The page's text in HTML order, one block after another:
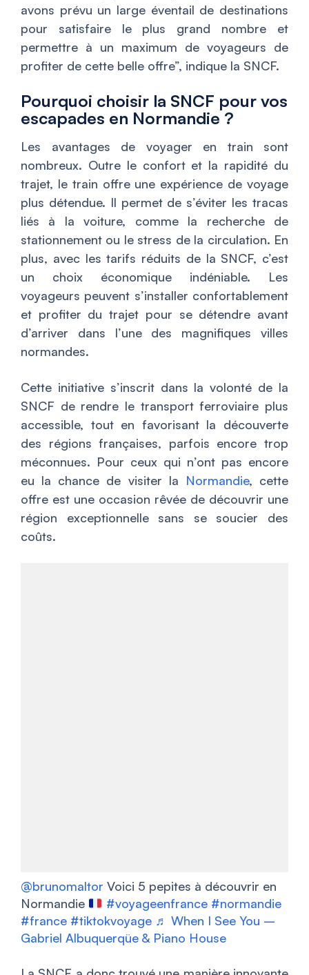
avons prévu un large éventail de destinations
pour satisfaire le plus grand nombre et
permettre à un maximum de voyageurs de
profiter de cette belle offre”, indique la SNCF.
Pourquoi choisir la SNCF pour vos
escapades en Normandie ?
Les avantages de voyager en train sont
nombreux. Outre le confort et la rapidité du
trajet, le train offre une expérience de voyage
plus détendue. Il permet de s’éviter les tracas
liés à la voiture, comme la recherche de
stationnement ou le stress de la circulation. En
plus, avec les tarifs réduits de la SNCF, c’est
un choix économique indéniable. Les
voyageurs peuvent s’installer confortablement
et profiter du trajet pour se détendre avant
d’arriver dans l’une des magnifiques villes
normandes.
Cette initiative s’inscrit dans la volonté de la
SNCF de rendre le transport ferroviaire plus
accessible, tout en favorisant la découverte
des régions françaises, parfois encore trop
méconnues. Pour ceux qui n’ont pas encore
eu la chance de visiter la Normandie, cette
offre est une occasion rêvée de découvrir une
région exceptionnelle sans se soucier des
coûts.
@brunomaltor Voici 5 pepites à découvrir en
Normandie
#voyageenfrance #normandie
#france #tiktokvoyage ♬ When I See You –
Gabriel Albuquerqüe & Piano House